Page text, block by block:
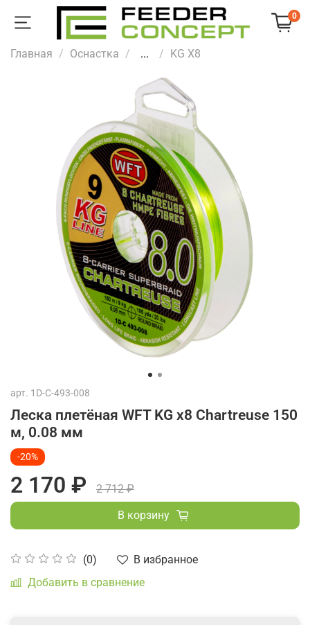
0
Главная Оснастка ... KG X8
арт. 1D-C-493-008
Леска плетёная WFT KG x8 Chartreuse 150
м, 0.08 мм
(0)
В избранное
Добавить в сравнение
-20%
2 170 ₽
2 712 ₽
В корзину